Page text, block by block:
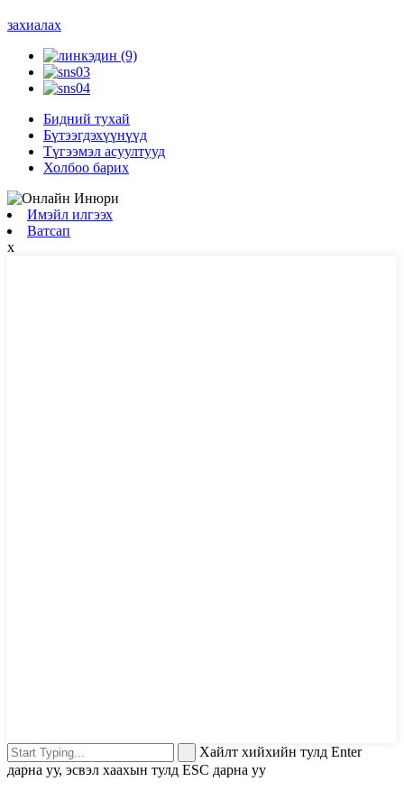
захиалах
Бидний тухай
Бүтээгдэхүүнүүд
Түгээмэл асуултууд
Холбоо барих
Имэйл илгээх
Ватсап
x
Хайлт хийхийн тулд Enter
дарна уу, эсвэл хаахын тулд ESC дарна уу